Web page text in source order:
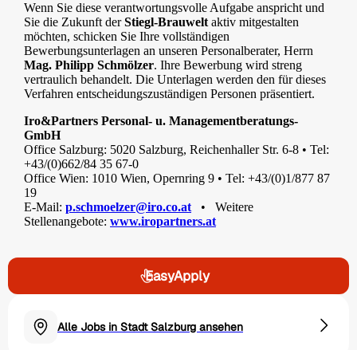
Wenn Sie diese verantwortungsvolle Aufgabe anspricht und
Sie die Zukunft derStiegl-Brauwelt aktiv mitgestalten
möchten, schicken Sie Ihre vollständigen
Bewerbungsunterlagen an unseren Personalberater, Herrn
Mag. Philipp Schmölzer. Ihre Bewerbung wird streng
vertraulich behandelt. Die Unterlagen werden den für dieses
Verfahren entscheidungszuständigen Personen präsentiert.
Iro&Partners Personal- u. Managementberatungs-
GmbH
Office Salzburg: 5020 Salzburg, Reichenhaller Str. 6-8 • Tel:
+43/(0)662/84 35 67-0
Office Wien: 1010 Wien, Opernring 9 • Tel: +43/(0)1/877 87
19
E-Mail: p.schmoelzer@iro.co.at • Weitere
Stellenangebote: www.iropartners.at
EasyApply
Alle Jobs in Stadt Salzburg ansehen